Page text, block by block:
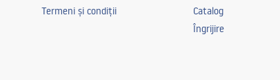
Termeni și condiții
Catalog
Îngrijire